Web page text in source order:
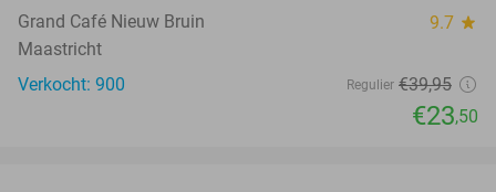
Grand Café Nieuw Bruin 9.7 star
Maastricht
Verkocht: 900
Regulier €39,95
€23,50